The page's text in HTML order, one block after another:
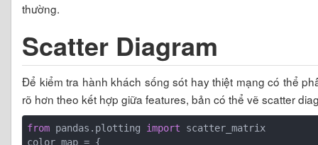
thường.
Scatter Diagram
Để kiểm tra hành khách sống sót hay thiệt mạng có thể
rõ hơn theo kết hợp giữa features, bản có thể vẽ scatter
from pandas.plotting import scatter_matrix
color_map = {